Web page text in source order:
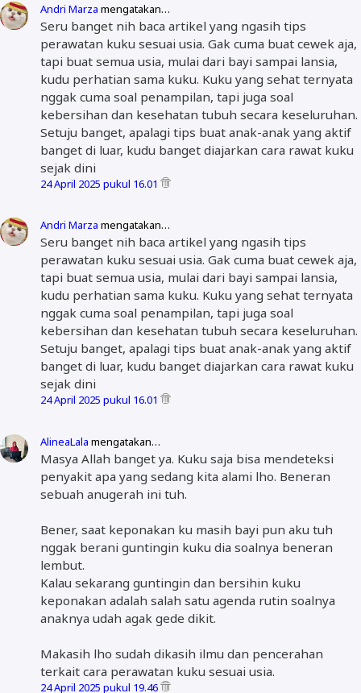
Andri Marza mengatakan…
Seru banget nih baca artikel yang ngasih tips
perawatan kuku sesuai usia. Gak cuma buat cewek aja,
tapi buat semua usia, mulai dari bayi sampai lansia,
kudu perhatian sama kuku. Kuku yang sehat ternyata
nggak cuma soal penampilan, tapi juga soal
kebersihan dan kesehatan tubuh secara keseluruhan.
Setuju banget, apalagi tips buat anak-anak yang aktif
banget di luar, kudu banget diajarkan cara rawat kuku
sejak dini
24 April 2025 pukul 16.01
Andri Marza mengatakan…
Seru banget nih baca artikel yang ngasih tips
perawatan kuku sesuai usia. Gak cuma buat cewek aja,
tapi buat semua usia, mulai dari bayi sampai lansia,
kudu perhatian sama kuku. Kuku yang sehat ternyata
nggak cuma soal penampilan, tapi juga soal
kebersihan dan kesehatan tubuh secara keseluruhan.
Setuju banget, apalagi tips buat anak-anak yang aktif
banget di luar, kudu banget diajarkan cara rawat kuku
sejak dini
24 April 2025 pukul 16.01
AlineaLala mengatakan…
Masya Allah banget ya. Kuku saja bisa mendeteksi
penyakit apa yang sedang kita alami lho. Beneran
sebuah anugerah ini tuh.
Bener, saat keponakan ku masih bayi pun aku tuh
nggak berani guntingin kuku dia soalnya beneran
lembut.
Kalau sekarang guntingin dan bersihin kuku
keponakan adalah salah satu agenda rutin soalnya
anaknya udah agak gede dikit.
Makasih lho sudah dikasih ilmu dan pencerahan
terkait cara perawatan kuku sesuai usia.
24 April 2025 pukul 19.46